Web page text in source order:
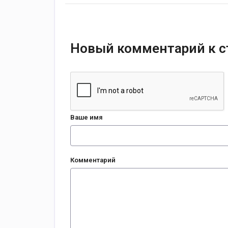
Новый комментарий к
Ваше имя
Комментарий